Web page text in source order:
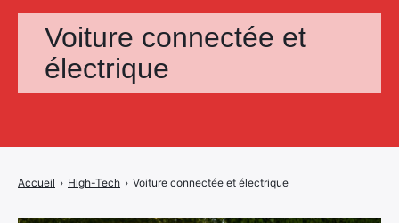
Voiture connectée et
électrique
Accueil › High-Tech › Voiture connectée et électrique